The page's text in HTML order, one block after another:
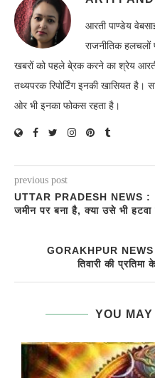
आरती पाण्डेय
राजनीतिक
खबरों को पहले बे्रक करने का श्रेय
तथ्यपरक रिपोर्टिंग इनकी खासियत
ओर भी इनका फोकस रहता है।
previous post
UTTAR PRADESH NEWS :
जमीन पर बना है, क्या उसे भी हटवा
GORAKHPUR NEWS
तिवारी की
YOU